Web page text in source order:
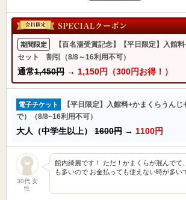
期間限定
【百名湯受賞記念】【平日限定】入館
セット 割引（8/8～16利用不可）
通常1,450円 → 1,150円（300円お得！）
電子チケット
【平日限定】入館料+かまくらうんじ
で）（8/8~16利用不可）
大人（中学生以上） 1600円 → 1100円
30代 女
性
館内綺麗です！ ただ！かまくらが混んでて
も多いので お金払っても使えない時が多い